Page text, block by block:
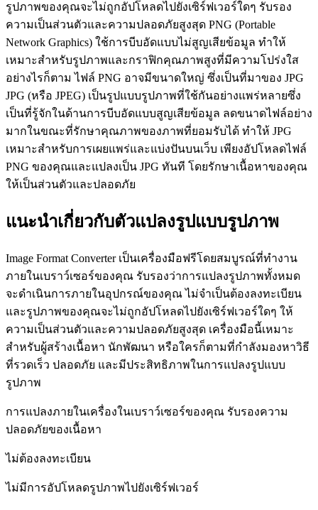
รูปภาพของคุณจะไม่ถูกอัปโหลดไปยังเซิร์ฟเวอร์ใดๆ รับรอง
ความเป็นส่วนตัวและความปลอดภัยสูงสุด PNG (Portable
Network Graphics) ใช้การบีบอัดแบบไม่สูญเสียข้อมูล ทำให้
เหมาะสำหรับรูปภาพและกราฟิกคุณภาพสูงที่มีความโปร่งใส
อย่างไรก็ตาม ไฟล์ PNG อาจมีขนาดใหญ่ ซึ่งเป็นที่มาของ JPG
JPG (หรือ JPEG) เป็นรูปแบบรูปภาพที่ใช้กันอย่างแพร่หลายซึ่ง
เป็นที่รู้จักในด้านการบีบอัดแบบสูญเสียข้อมูล ลดขนาดไฟล์อย่าง
มากในขณะที่รักษาคุณภาพของภาพที่ยอมรับได้ ทำให้ JPG
เหมาะสำหรับการเผยแพร่และแบ่งปันบนเว็บ เพียงอัปโหลดไฟล์
PNG ของคุณและแปลงเป็น JPG ทันที โดยรักษาเนื้อหาของคุณ
ให้เป็นส่วนตัวและปลอดภัย
แนะนำเกี่ยวกับตัวแปลงรูปแบบรูปภาพ
Image Format Converter เป็นเครื่องมือฟรีโดยสมบูรณ์ที่ทำงาน
ภายในเบราว์เซอร์ของคุณ รับรองว่าการแปลงรูปภาพทั้งหมด
จะดำเนินการภายในอุปกรณ์ของคุณ ไม่จำเป็นต้องลงทะเบียน
และรูปภาพของคุณจะไม่ถูกอัปโหลดไปยังเซิร์ฟเวอร์ใดๆ ให้
ความเป็นส่วนตัวและความปลอดภัยสูงสุด เครื่องมือนี้เหมาะ
สำหรับผู้สร้างเนื้อหา นักพัฒนา หรือใครก็ตามที่กำลังมองหาวิธี
ที่รวดเร็ว ปลอดภัย และมีประสิทธิภาพในการแปลงรูปแบบ
รูปภาพ
การแปลงภายในเครื่องในเบราว์เซอร์ของคุณ รับรองความ
ปลอดภัยของเนื้อหา
ไม่ต้องลงทะเบียน
ไม่มีการอัปโหลดรูปภาพไปยังเซิร์ฟเวอร์